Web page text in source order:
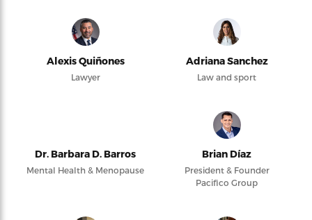
Alexis Quiñones
Lawyer
Adriana Sanchez
Law and sport
Dr. Barbara D. Barros
Mental Health & Menopause
Brian Díaz
President & Founder
Pacifico Group